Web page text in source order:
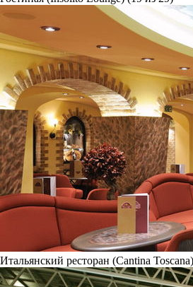
Итальянский ресторан (Cantina